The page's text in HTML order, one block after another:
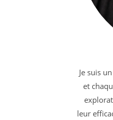
Je suis
et
leur